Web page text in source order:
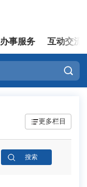
登录
办事服务 互动交流

更多栏目